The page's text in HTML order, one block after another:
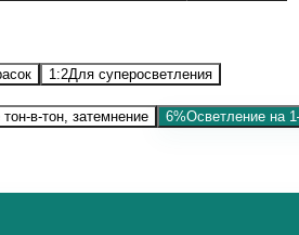
1:2Для суперосветления
в-тон, затемнение 6%Осветление на